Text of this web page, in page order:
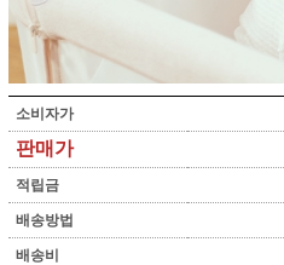
소비자가
판매가
적립금
배송방법
배송비